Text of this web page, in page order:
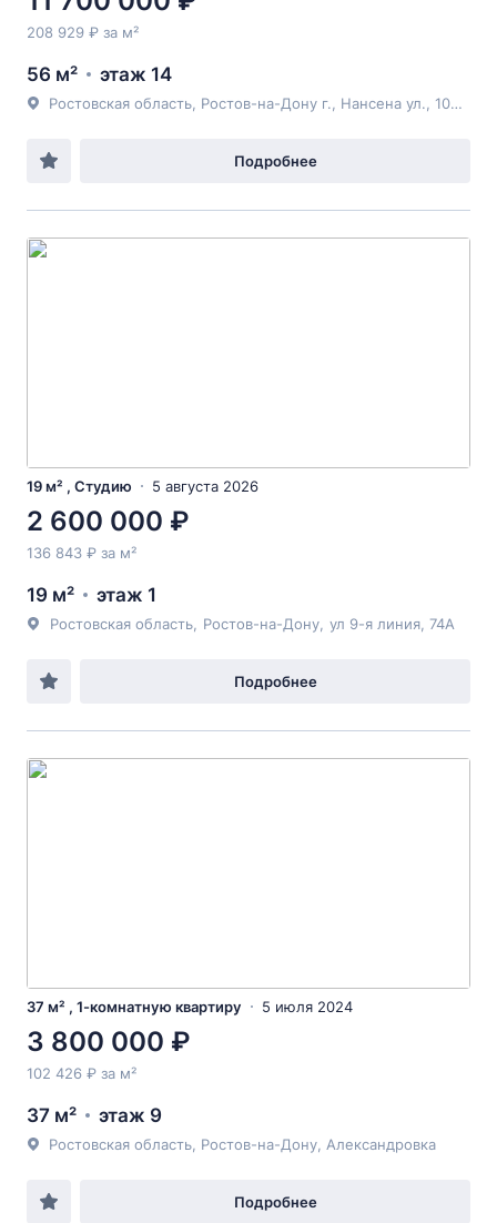
208 929 ₽ за м²
56 м² этаж 14
Ростовская область, Ростов-на-Дону г., Нансена ул., 103, к 1, литера 7, строение 1
Подробнее
19 м² , Студию 5 августа 2026
2 600 000 ₽
136 843 ₽ за м²
19 м² этаж 1
Ростовская область Ростов-на-Дону ул 9-я линия , 74А
Подробнее
37 м² , 1-комнатную квартиру 5 июля 2024
3 800 000 ₽
102 426 ₽ за м²
37 м² этаж 9
Ростовская область, Ростов-на-Дону, Александровка
Подробнее